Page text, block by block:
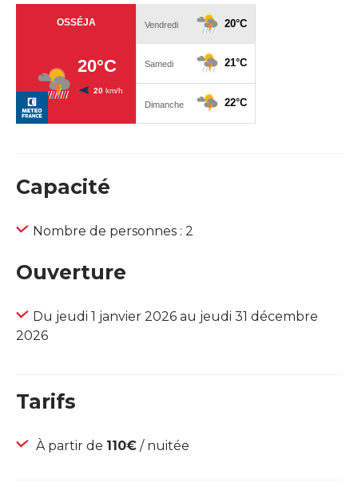
Capacité
Nombre de personnes : 2
Ouverture
Du jeudi 1 janvier 2026 au jeudi 31 décembre
2026
Tarifs
À partir de 110€ / nuitée